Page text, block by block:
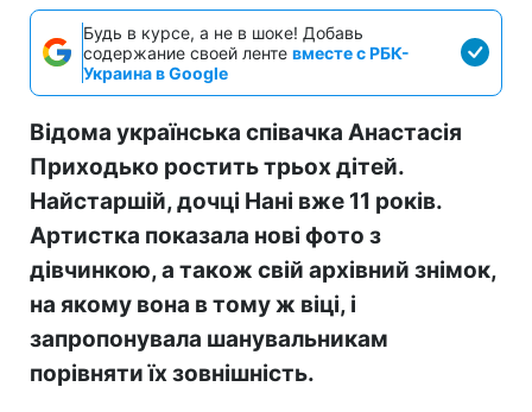
Будь в курсе, а не в шоке! Добавь
содержание своей ленте вместе с РБК-
Украина в Google
Відома українська співачка Анастасія
Приходько ростить трьох дітей.
Найстаршій, дочці Нані вже 11 років.
Артистка показала нові фото з
дівчинкою, а також свій архівний знімок,
на якому вона в тому ж віці, і
запропонувала шанувальникам
порівняти їх зовнішність.